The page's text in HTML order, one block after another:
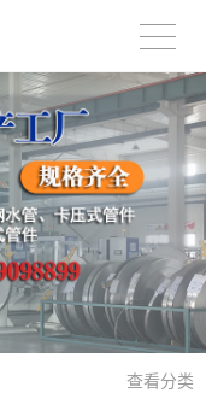
查看分类